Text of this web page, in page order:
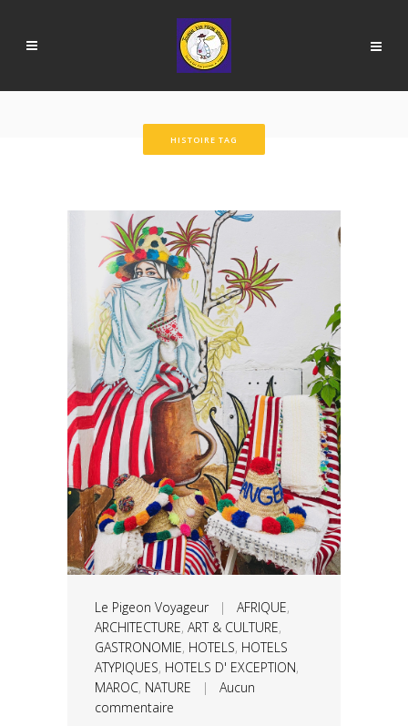
HISTOIRE TAG
Le Pigeon Voyageur| AFRIQUE,
ARCHITECTURE, ART & CULTURE,
GASTRONOMIE, HOTELS, HOTELS
ATYPIQUES, HOTELS D' EXCEPTION,
MAROC, NATURE | Aucun
commentaire